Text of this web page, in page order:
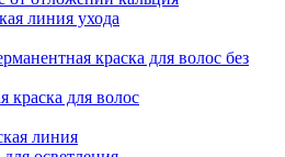
линия ухода
краска для волос без
краска для волос
линия